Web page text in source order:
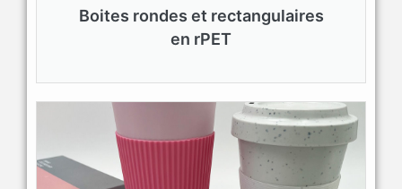
Boites rondes et rectangulaires
en rPET